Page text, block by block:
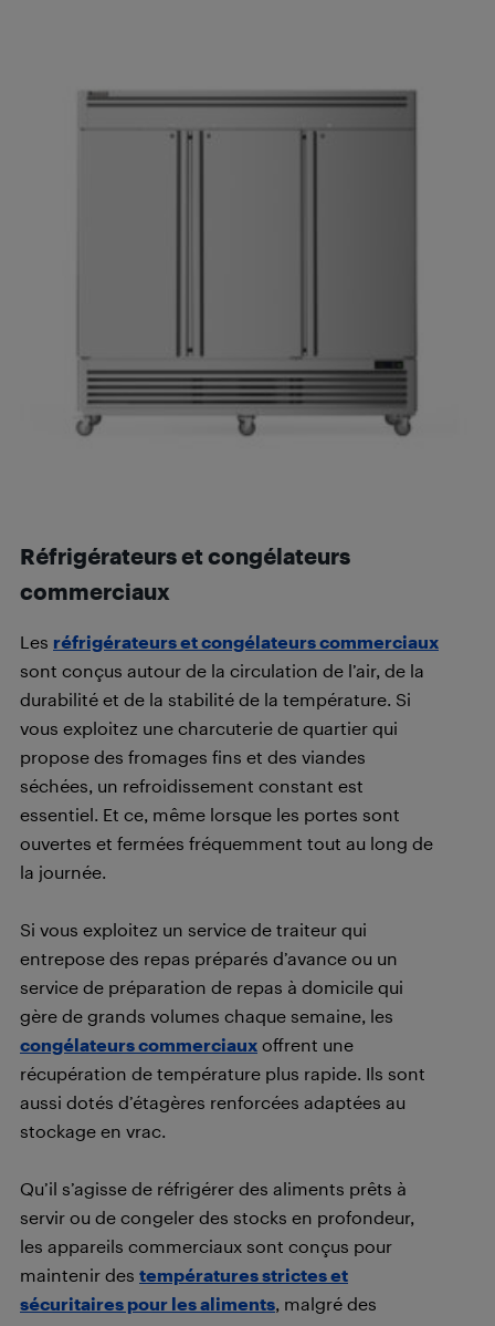
Réfrigérateurs et congélateurs
commerciaux
Les réfrigérateurs et congélateurs commerciaux
sont conçus autour de la circulation de l’air, de la
durabilité et de la stabilité de la température. Si
vous exploitez une charcuterie de quartier qui
propose des fromages fins et des viandes
séchées, un refroidissement constant est
essentiel. Et ce, même lorsque les portes sont
ouvertes et fermées fréquemment tout au long de
la journée.
Si vous exploitez un service de traiteur qui
entrepose des repas préparés d’avance ou un
service de préparation de repas à domicile qui
gère de grands volumes chaque semaine, les
congélateurs commerciaux offrent une
récupération de température plus rapide. Ils sont
aussi dotés d’étagères renforcées adaptées au
stockage en vrac.
Qu’il s’agisse de réfrigérer des aliments prêts à
servir ou de congeler des stocks en profondeur,
les appareils commerciaux sont conçus pour
maintenir des températures strictes et
sécuritaires pour les aliments, malgré des